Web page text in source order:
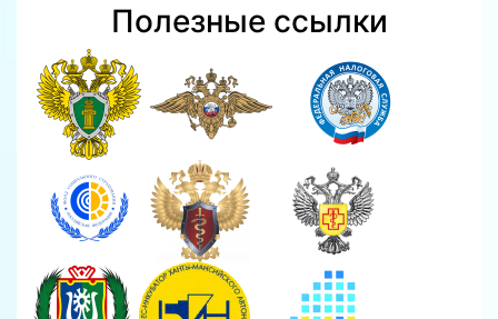
Полезные ссылки